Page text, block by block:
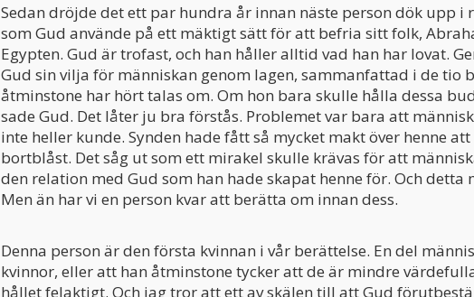
Sedan dröjde det ett par hundra år innan näste person dök upp i
som Gud använde på ett mäktigt sätt för att befria sitt folk,
Egypten. Gud är trofast, och han håller alltid vad han har lovat.
Gud sin vilja för människan genom lagen, sammanfattad i de tio
åtminstone har hört talas om. Om hon bara skulle hålla dessa
sade Gud. Det låter ju bra förstås. Problemet var bara att
inte heller kunde. Synden hade fått så mycket makt över henne
bortblåst. Det såg ut som ett mirakel skulle krävas för att
den relation med Gud som han hade skapat henne för. Och detta
Men än har vi en person kvar att berätta om innan dess.
Denna person är den första kvinnan i vår berättelse. En del
kvinnor, eller att han åtminstone tycker att de är mindre
hållet felaktigt. Och jag tror att ett av skälen till att Gud